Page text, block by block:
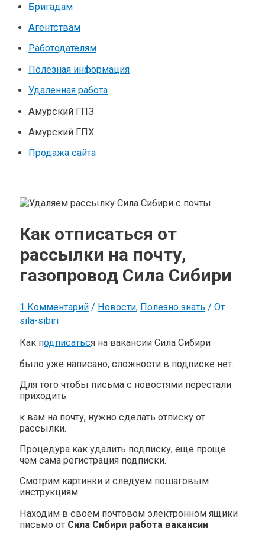
Бригадам
Агентствам
Работодателям
Полезная информация
Удаленная работа
Амурский ГПЗ
Амурский ГПХ
Продажа сайта
Как отписаться от
рассылки на почту,
газопровод Сила Сибири
1 Комментарий / Новости, Полезно знать / От
sila-sibiri
Как подписаться на вакансии Сила Сибири
было уже написано, сложности в подписке нет.
Для того чтобы письма с новостями перестали
приходить
к вам на почту, нужно сделать отписку от
рассылки.
Процедура как удалить подписку, еще проще
чем сама регистрация подписки.
Смотрим картинки и следуем пошаговым
инструкциям.
Находим в своем почтовом электронном ящики
письмо от Сила Сибири работа вакансии